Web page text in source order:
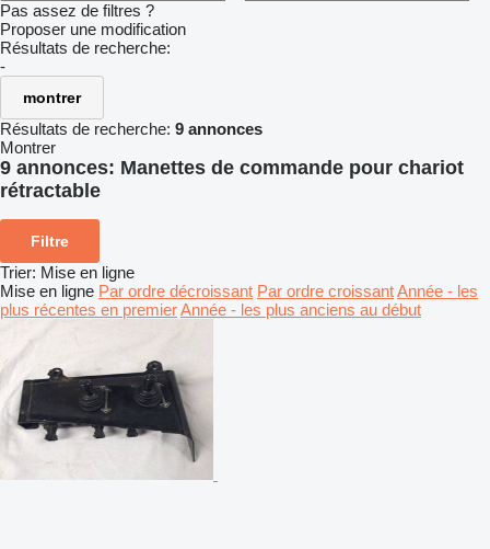
Pas assez de filtres ?
Proposer une modification
Résultats de recherche:
-
montrer
Résultats de recherche: 9 annonces
Montrer
9 annonces: Manettes de commande pour chariot
rétractable
Filtre
Trier: Mise en ligne
Mise en ligne Par ordre décroissant Par ordre croissantAnnée - les
plus récentes en premierAnnée - les plus anciens au début